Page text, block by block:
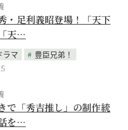
・足利義昭登場！「天下
天…
ラマ
豊臣兄弟！
で「秀吉推し」の制作統
を…